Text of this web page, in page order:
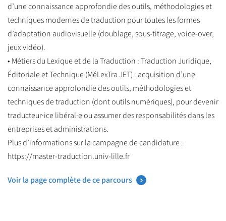
d’une connaissance approfondie des outils, méthodologies et
techniques modernes de traduction pour toutes les formes
d’adaptation audiovisuelle (doublage, sous-titrage, voice-over,
jeux vidéo).
• Métiers du Lexique et de la Traduction : Traduction Juridique,
Éditoriale et Technique (MéLexTra JET) : acquisition d’une
connaissance approfondie des outils, méthodologies et
techniques de traduction (dont outils numériques), pour devenir
traducteur·ice libéral·e ou assumer des responsabilités dans les
entreprises et administrations.
Plus d’informations sur la campagne de candidature :
https://master-traduction.univ-lille.fr
Voir la page complète de ce parcours